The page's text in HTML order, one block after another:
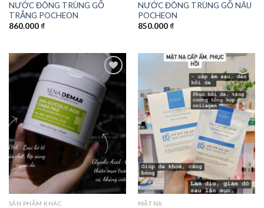
NƯỚC ĐÔNG TRÙNG GỖ
TRẮNG POCHEON
860.000₫
NƯỚC ĐÔNG TRÙNG GỖ NÂU
POCHEON
850.000₫
Add to
wishlist
SẢN PHẨM KHÁC
Add to
wishlist
MẶT NẠ